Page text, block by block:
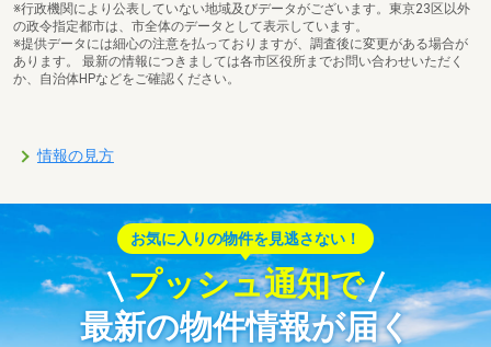
※行政機関により公表していない地域及びデータがございます。東京23区以外
の政令指定都市は、市全体のデータとして表示しています。
※提供データには細心の注意を払っておりますが、調査後に変更がある場合が
あります。 最新の情報につきましては各市区役所までお問い合わせいただく
か、自治体HPなどをご確認ください。
情報の見方
お気に入りの物件を見逃さない！
プッシュ通知で
最新の物件情報が届く